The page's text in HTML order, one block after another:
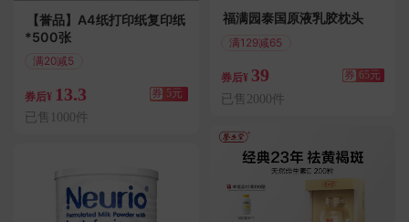
【誉品】A4纸打印纸复印纸
*500张
满20减5
券后¥ 13.3 券 5元
已售1000件
福满园泰国原液乳胶枕头
满129减65
券后¥ 39 券 65元
已售2000件